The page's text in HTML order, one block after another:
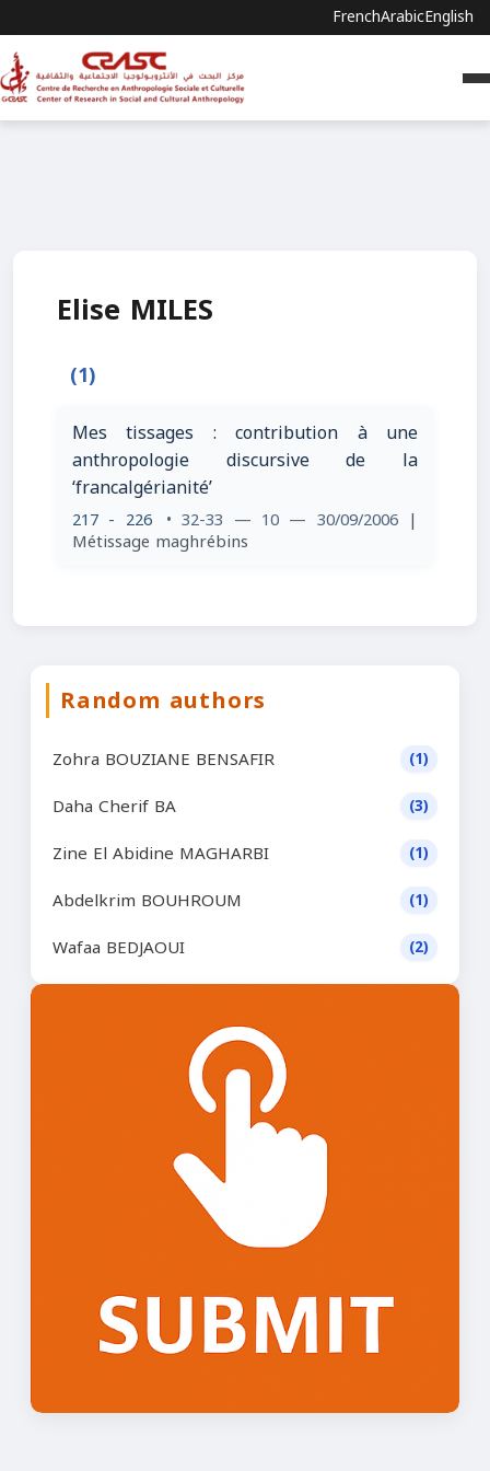
FrenchArabicEnglish
Elise MILES
(1)
Mes tissages : contribution à une
anthropologie discursive de la
‘francalgérianité’
217 - 226 • 32-33 — 10 — 30/09/2006 |
Métissage maghrébins
Random authors
Zohra BOUZIANE BENSAFIR (1)
Daha Cherif BA (3)
Zine El Abidine MAGHARBI (1)
Abdelkrim BOUHROUM (1)
Wafaa BEDJAOUI (2)